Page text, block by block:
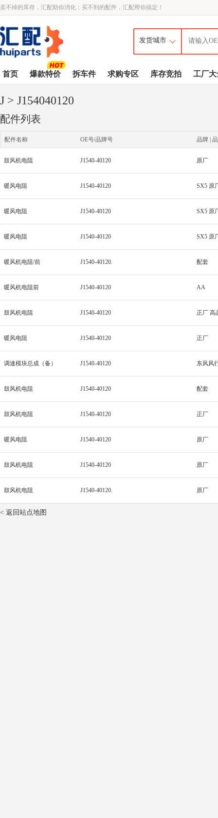
卖不掉的库存，汇配助你消化；买不到的配件，汇配帮你搞定！
首页 爆款特价 拆车件 求购专区 库存竞拍 工厂大
J > J154040120
配件列表
配件名称 OE号/品牌号 品牌 |
鼓风机电阻 J1540-40120 原厂
暖风电阻 J1540-40120 SX5 原
暖风电阻 J1540-40120 SX5 原
暖风电阻 J1540-40120 SX5 原
暖风机电阻/前 J1540-40120. 配套
暖风机电阻前 J1540-40120 AA
鼓风机电阻 J1540-40120 正厂 高
暖风电阻 J1540-40120 正厂
调速模块总成（备） J1540-40120 东风风
鼓风机电阻 J1540-40120 配套
鼓风机电阻 J1540-40120 正厂
暖风电阻 J1540-40120 原厂
鼓风机电阻 J1540-40120 原厂
鼓风机电阻 J1540-40120. 原厂
< 返回站点地图